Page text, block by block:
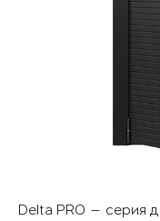
Delta PRO — серия